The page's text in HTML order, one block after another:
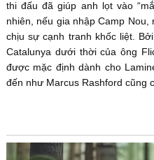
thi đấu đã giúp anh lọt vào
nhiên, nếu gia nhập Camp
chịu sự cạnh tranh khốc liệt.
Catalunya dưới thời của ông
được mặc định dành cho
đến như Marcus Rashford cũng